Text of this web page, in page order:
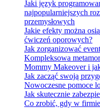
Jaki język
najpopularniejszych
przemysłowych
Jakie efekty można
ćwiczeń oporowych?
Jak zorganizować
Kompleksowa
Mommy Makeover i
Jak zacząć swoją
Nowoczesne pomoce
Jak skutecznie
Co zrobić, gdy w